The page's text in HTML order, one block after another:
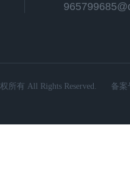
所有 All Rights Reserved. 备案